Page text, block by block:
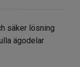
säker lösning
ägodelar